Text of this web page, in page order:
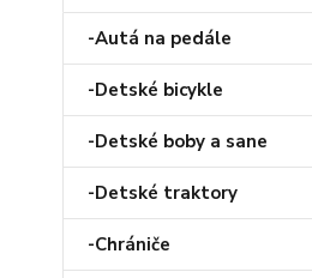
-Autá na pedále
-Detské bicykle
-Detské boby a sane
-Detské traktory
-Chrániče